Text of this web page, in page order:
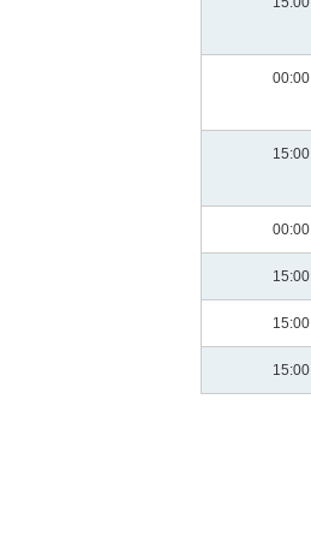
00:00
15:00
00:00
15:00
15:00
15:00